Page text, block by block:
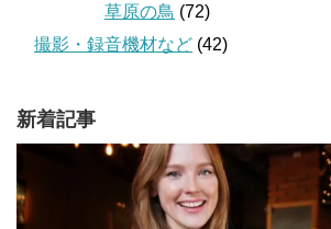
草原の鳥 (72)
撮影・録音機材など (42)
新着記事